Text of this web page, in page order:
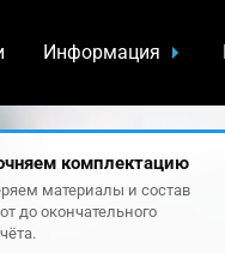
Информация
комплектацию
материалы и состав
до окончательного